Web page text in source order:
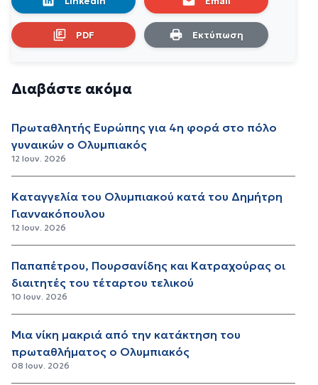
PDF Εκτύπωση
Διαβάστε ακόμα
Πρωταθλητής Ευρώπης για 4η φορά στο πόλο
γυναικών ο Ολυμπιακός
12 Ιουν. 2026
Καταγγελία του Ολυμπιακού κατά του Δημήτρη
Γιαννακόπουλου
12 Ιουν. 2026
Παπαπέτρου, Πουρσανίδης και Κατραχούρας οι
διαιτητές του τέταρτου τελικού
10 Ιουν. 2026
Μια νίκη μακριά από την κατάκτηση του
πρωταθλήματος ο Ολυμπιακός
08 Ιουν. 2026